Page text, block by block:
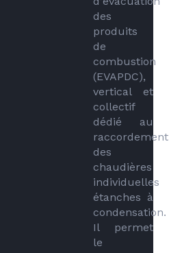
des
produits
de
combustion
(EVAPDC),
vertical et
collectif
dédié au
raccordement
des
chaudières
individuelles
étanches à
condensation.
Il permet
le